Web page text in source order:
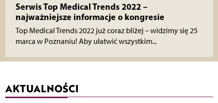
Serwis Top Medical Trends 2022 –
najważniejsze informacje o kongresie
Top Medical Trends 2022 już coraz bliżej – widzimy się 25
marca w Poznaniu! Aby ułatwić wszystkim...
AKTUALNOŚCI